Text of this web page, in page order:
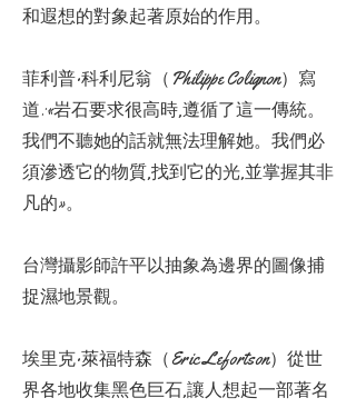
和遐想的對象起著原始的作用。
菲利普·科利尼翁（Philippe Colignon）寫
道:«岩石要求很高時,遵循了這一傳統。
我們不聽她的話就無法理解她。我們必
須滲透它的物質,找到它的光,並掌握其非
凡的»。
台灣攝影師許平以抽象為邊界的圖像捕
捉濕地景觀。
埃里克·萊福特森（Eric Lefortson）從世
界各地收集黑色巨石,讓人想起一部著名